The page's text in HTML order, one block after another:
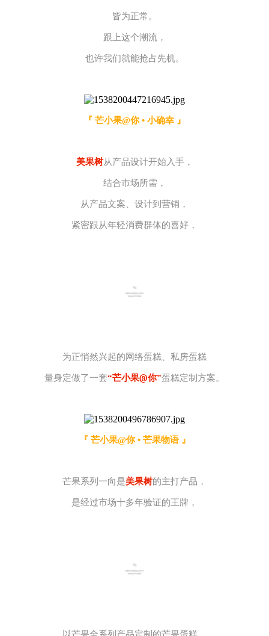
皆为正常。
跟上这个潮流，
也许我们就能抢占先机。
『 芒小果@你 • 小确幸 』
美果树从产品设计开始入手，
结合市场所需，
从产品文案、设计到营销，
紧密跟从年轻消费群体的喜好，
为正悄然兴起的网络蛋糕、私房蛋糕
量身定做了一套“芒小果@你”蛋糕定制方案。
『 芒小果@你 • 芒果物语 』
芒果系列 一向是美果树的主打产品，
是经过市场十多年验证的王牌，